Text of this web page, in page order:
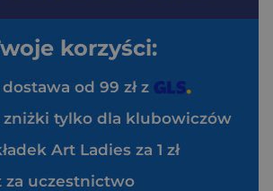
korzyści:
od 99 zł z
zniżki tylko dla klubowiczów
Art Ladies za 1 zł
za uczestnictwo